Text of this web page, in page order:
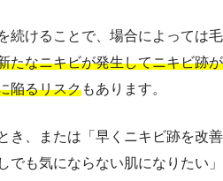
続けることで、場合によっては毛
たなニキビが発生してニキビ跡が
陥るリスクもあります。
き、または「早くニキビ跡を改善
でも気にならない肌になりたい」